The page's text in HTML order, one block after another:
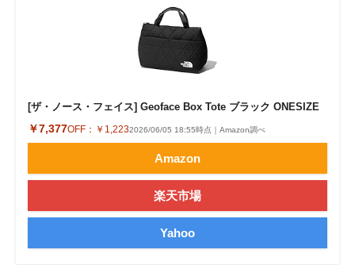
[ザ・ノース・フェイス] Geoface Box Tote ブラック ONESIZE
￥7,377OFF： ￥1,2232026/06/05 18:55時点｜Amazon調べ
Amazon
楽天市場
Yahoo